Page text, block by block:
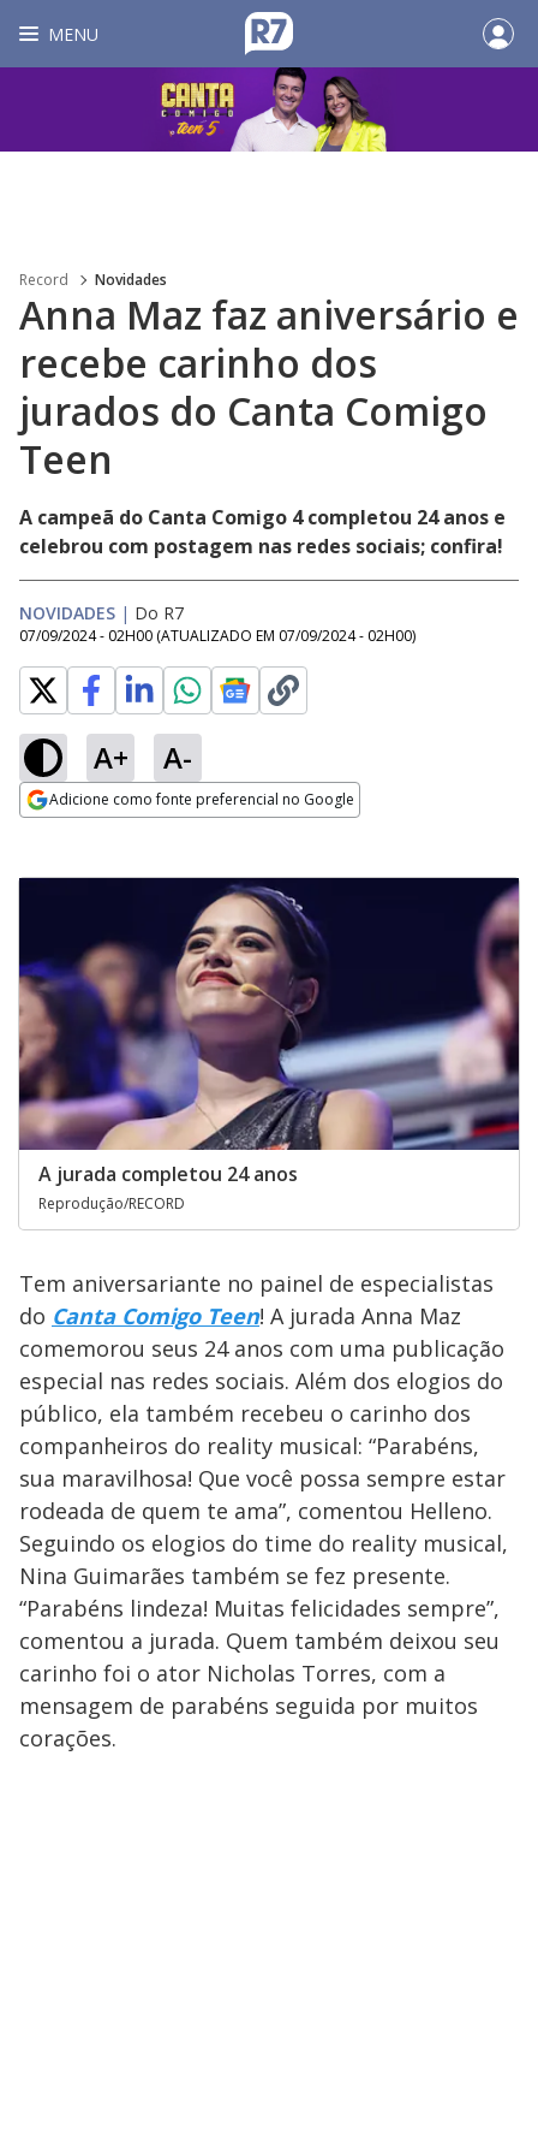
MENU
Record Novidades
Anna Maz faz aniversário e
recebe carinho dos
jurados do Canta Comigo
Teen
A campeã do Canta Comigo 4 completou 24 anos e
celebrou com postagem nas redes sociais; confira!
NOVIDADES | Do R7
07/09/2024 - 02H00 (ATUALIZADO EM 07/09/2024 - 02H00)
A+ A-
Adicione como fonte preferencial no Google
A jurada completou 24 anos
Reprodução/RECORD
Tem aniversariante no painel de especialistas
do Canta Comigo Teen! A jurada Anna Maz
comemorou seus 24 anos com uma publicação
especial nas redes sociais. Além dos elogios do
público, ela também recebeu o carinho dos
companheiros do reality musical: “Parabéns,
sua maravilhosa! Que você possa sempre estar
rodeada de quem te ama”, comentou Helleno.
Seguindo os elogios do time do reality musical,
Nina Guimarães também se fez presente.
“Parabéns lindeza! Muitas felicidades sempre”,
comentou a jurada. Quem também deixou seu
carinho foi o ator Nicholas Torres, com a
mensagem de parabéns seguida por muitos
corações.